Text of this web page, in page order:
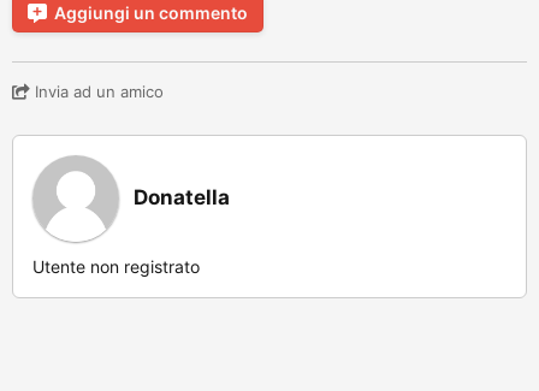
Aggiungi un commento
Invia ad un amico
Donatella
Utente non registrato